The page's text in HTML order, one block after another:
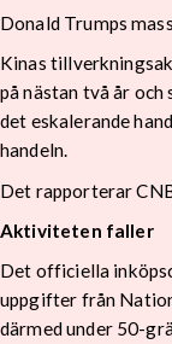
Donald Trumps
Kinas
på nästan två år
det eskalerande
handeln.
Det rapporterar
Aktiviteten faller
Det officiella
uppgifter från
därmed under 50-